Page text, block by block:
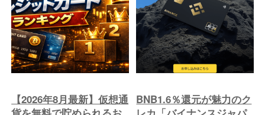
投
稿
へ
【2026年8月最新】仮想通 BNB1.6％還元が魅力のク